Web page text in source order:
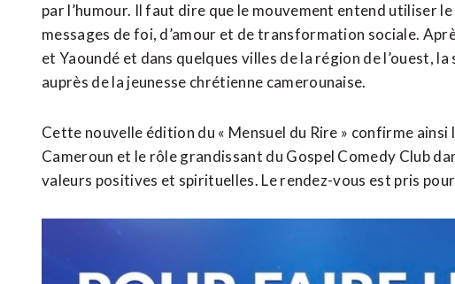
par l’humour. Il faut dire que le mouvement entend utiliser
messages de foi, d’amour et de transformation sociale.
et Yaoundé et dans quelques villes de la région de l’ouest,
auprès de la jeunesse chrétienne camerounaise.
Cette nouvelle édition du « Mensuel du Rire » confirme ainsi
Cameroun et le rôle grandissant du Gospel Comedy Club
valeurs positives et spirituelles. Le rendez-vous est pris